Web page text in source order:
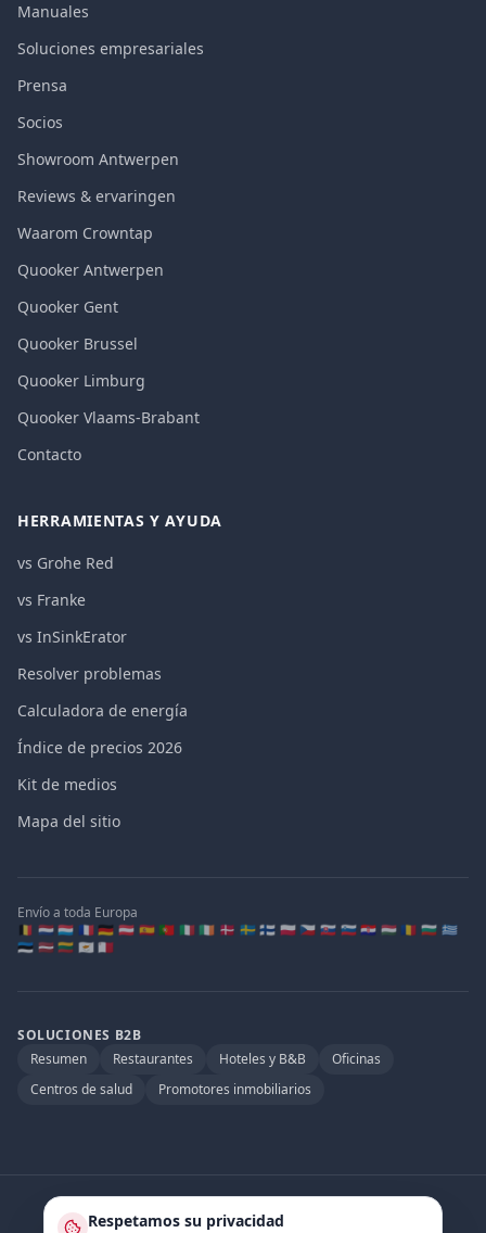
Manuales
Soluciones empresariales
Prensa
Socios
Showroom Antwerpen
Reviews & ervaringen
Waarom Crowntap
Quooker Antwerpen
Quooker Gent
Quooker Brussel
Quooker Limburg
Quooker Vlaams-Brabant
Contacto
HERRAMIENTAS Y AYUDA
vs Grohe Red
vs Franke
vs InSinkErator
Resolver problemas
Calculadora de energía
Índice de precios 2026
Kit de medios
Mapa del sitio
Envío a toda Europa
🇧🇪 🇳🇱 🇱🇺 🇫🇷 🇩🇪 🇦🇹 🇪🇸 🇵🇹 🇮🇹 🇮🇪 🇩🇰 🇸🇪 🇫🇮 🇵🇱 🇨🇿 🇸🇰 🇸🇮 🇭🇷 🇭🇺 🇷🇴 🇧🇬 🇬🇷
🇪🇪 🇱🇻 🇱🇹 🇨🇾 🇲🇹
SOLUCIONES B2B
Resumen
Restaurantes Hoteles y B&B
Oficinas
Centros de salud
Promotores inmobiliarios
Socio oficial de:
Quooker.be·Watertap.eu
Respetamos su privacidad